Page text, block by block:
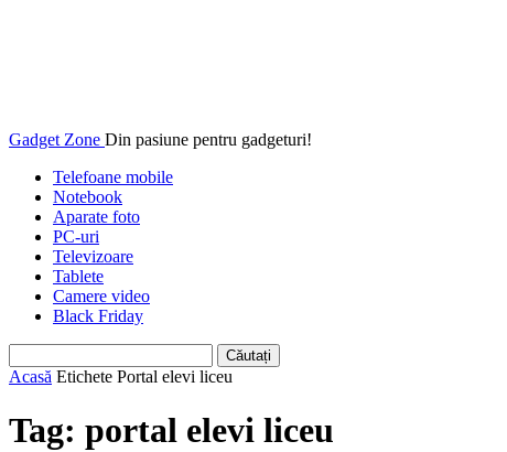
Gadget Zone Din pasiune pentru gadgeturi!
Telefoane mobile
Notebook
Aparate foto
PC-uri
Televizoare
Tablete
Camere video
Black Friday
Acasă Etichete Portal elevi liceu
Tag: portal elevi liceu